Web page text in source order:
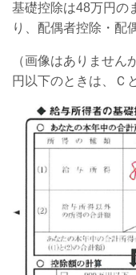
基礎控除は48万円の
り、配偶者控除・配
（画像はありませ
円以下のときは、Ｃ